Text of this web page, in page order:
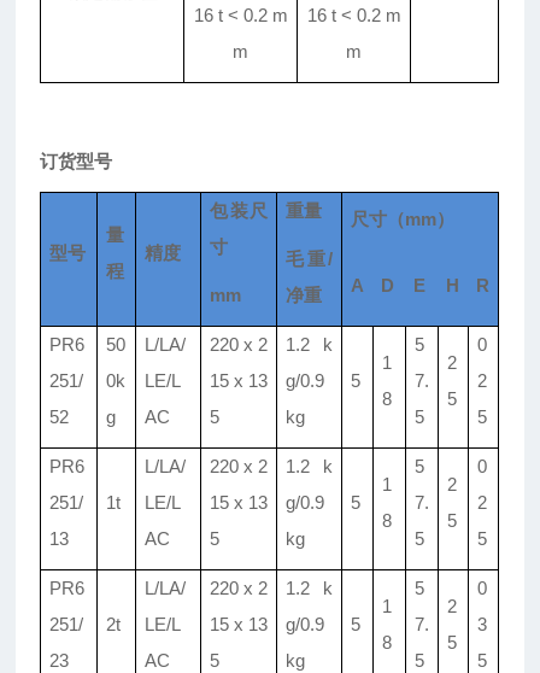
16 t < 0.2 m
m
16 t < 0.2 m
m
订货型号
型号
量
程
精度
包装尺
寸
mm
重量
毛重/
净重
尺寸（mm）
A D E H R
PR6
251/
52
50
0k
g
L/LA/
LE/L
AC
220 x 2
15 x 13
5
1.2 k
g/0.9
kg
5
1
8
5
7.
5
2
5
0
2
5
PR6
251/
13
1t
L/LA/
LE/L
AC
220 x 2
15 x 13
5
1.2 k
g/0.9
kg
5
1
8
5
7.
5
2
5
0
2
5
PR6
251/
23
2t
L/LA/
LE/L
AC
220 x 2
15 x 13
5
1.2 k
g/0.9
kg
5
1
8
5
7.
5
2
5
0
3
5